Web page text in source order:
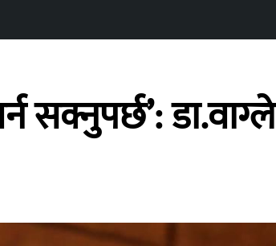
सक्नुपर्छ’: डा.वाग्ले